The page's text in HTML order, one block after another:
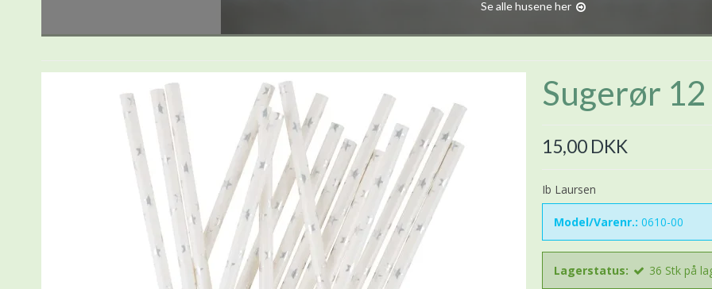
Se alle husene her
Sugerør
15,00 DKK
Ib Laursen
Model/Varenr.: 0610-00
Lagerstatus: 36 Stk på